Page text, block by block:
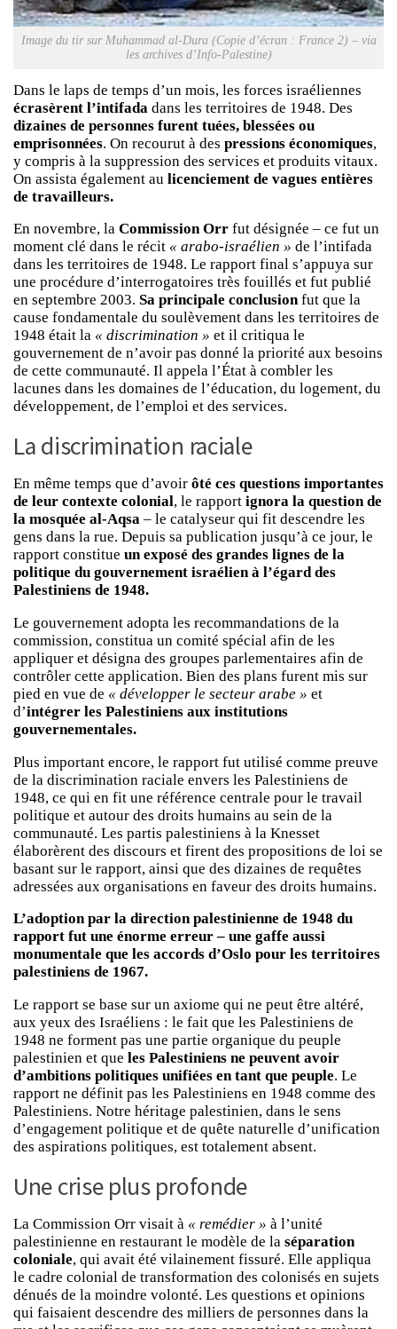
Image du tir sur Muhammad al-Dura (Copie d’écran : France 2) – via
les archives d’Info-Palestine)
Dans le laps de temps d’un mois, les forces israéliennes
écrasèrent l’intifada dans les territoires de 1948. Des
dizaines de personnes furent tuées, blessées ou
emprisonnées. On recourut à des pressions économiques,
y compris à la suppression des services et produits vitaux.
On assista également au licenciement de vagues entières
de travailleurs.
En novembre, la Commission Orr fut désignée – ce fut un
moment clé dans le récit « arabo-israélien » de l’intifada
dans les territoires de 1948. Le rapport final s’appuya sur
une procédure d’interrogatoires très fouillés et fut publié
en septembre 2003. Sa principale conclusionfut que la
cause fondamentale du soulèvement dans les territoires de
1948 était la « discrimination » et il critiqua le
gouvernement de n’avoir pas donné la priorité aux besoins
de cette communauté. Il appela l’État à combler les
lacunes dans les domaines de l’éducation, du logement, du
développement, de l’emploi et des services.
La discrimination raciale
En même temps que d’avoir ôté ces questions importantes
de leur contexte colonial, le rapport ignora la question de
la mosquée al-Aqsa – le catalyseur qui fit descendre les
gens dans la rue. Depuis sa publication jusqu’à ce jour, le
rapport constitue un exposé des grandes lignes de la
politique du gouvernement israélien à l’égard des
Palestiniens de 1948.
Le gouvernement adopta les recommandations de la
commission, constitua un comité spécial afin de les
appliquer et désigna des groupes parlementaires afin de
contrôler cette application. Bien des plans furent mis sur
pied en vue de « développer le secteur arabe » et
d’intégrer les Palestiniens aux institutions
gouvernementales.
Plus important encore, le rapport fut utilisé comme preuve
de la discrimination raciale envers les Palestiniens de
1948, ce qui en fit une référence centrale pour le travail
politique et autour des droits humains au sein de la
communauté. Les partis palestiniens à la Knesset
élaborèrent des discours et firent des propositions de loi se
basant sur le rapport, ainsi que des dizaines de requêtes
adressées aux organisations en faveur des droits humains.
L’adoption par la direction palestinienne de 1948 du
rapport fut une énorme erreur – une gaffe aussi
monumentale que les accords d’Oslo pour les territoires
palestiniens de 1967.
Le rapport se base sur un axiome qui ne peut être altéré,
aux yeux des Israéliens : le fait que les Palestiniens de
1948 ne forment pas une partie organique du peuple
palestinien et que les Palestiniens ne peuvent avoir
d’ambitions politiques unifiées en tant que peuple. Le
rapport ne définit pas les Palestiniens en 1948 comme des
Palestiniens. Notre héritage palestinien, dans le sens
d’engagement politique et de quête naturelle d’unification
des aspirations politiques, est totalement absent.
Une crise plus profonde
La Commission Orr visait à « remédier » à l’unité
palestinienne en restaurant le modèle de la séparation
coloniale, qui avait été vilainement fissuré. Elle appliqua
le cadre colonial de transformation des colonisés en sujets
dénués de la moindre volonté. Les questions et opinions
qui faisaient descendre des milliers de personnes dans la